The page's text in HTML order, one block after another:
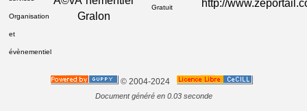
Organisation
et
évènementiel
Gralon
Gratuit
© 2004-2024
Document généré en 0.03 seconde